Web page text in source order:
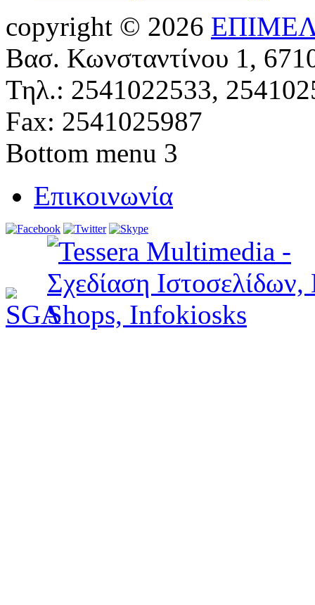
copyright © 2026
Βασ. Κωνσταντίνου 1,
Τηλ.: 2541022533,
Fax: 2541025987
Bottom menu 3
Επικοινωνία